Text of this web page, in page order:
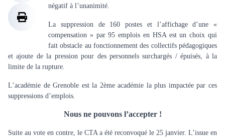
négatif à l’unanimité.
La suppression de 160 postes et l’affichage d’une «
compensation » par 95 emplois en HSA est un choix qui
fait obstacle au fonctionnement des collectifs pédagogiques
et ajoute de la pression pour des personnels surchargés / épuisés, à la
limite de la rupture.
L’académie de Grenoble est la 2ème académie la plus impactée par ces
suppressions d’emplois.
Nous ne pouvons l’accepter !
Suite au vote en contre, le CTA a été reconvoqué le 25 janvier. L’issue en